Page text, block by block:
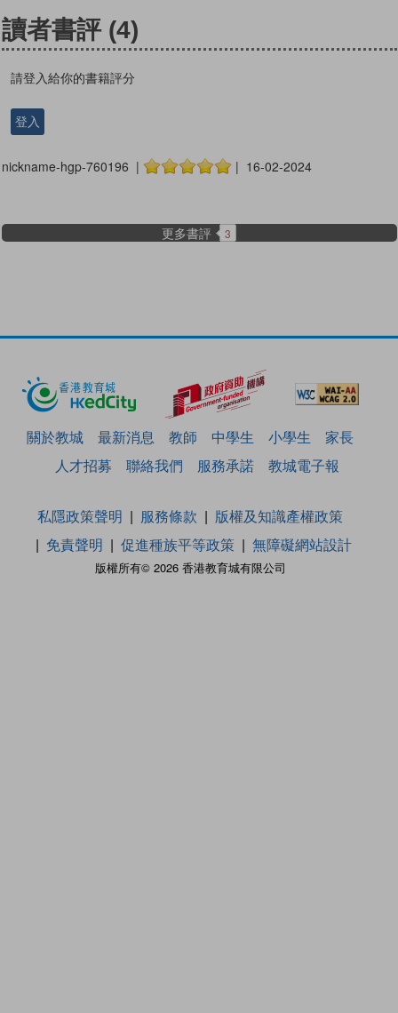
讀者書評 (4)
請登入給你的書籍評分
登入
nickname-hgp-760196 | | 16-02-2024
更多書評 3
關於教城 最新消息 教師 中學生 小學生
家長
人才招募
聯絡我們 服務承諾 教城電子報
版權所有© 2026 香港教育城有限公司
私隱政策聲明 服務條款
版權及知識產權政策
免責聲明
促進種族平等政策 無障礙網站設計